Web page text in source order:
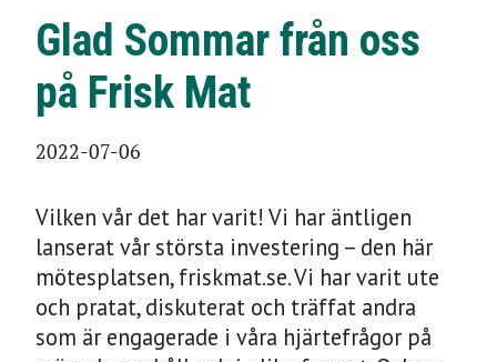
2022-07-06
Glad Sommar från oss
på Frisk Mat
2022-07-06
Vilken vår det har varit! Vi har äntligen
lanserat vår största investering – den här
mötesplatsen, friskmat.se. Vi har varit ute
och pratat, diskuterat och träffat andra
som är engagerade i våra hjärtefrågor på